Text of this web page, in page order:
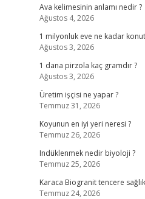
Ava kelimesinin anlamı nedir ?
Ağustos 4, 2026
1 milyonluk eve ne kadar
Ağustos 3, 2026
1 dana pirzola kaç gramdır ?
Ağustos 3, 2026
Üretim işçisi ne yapar ?
Temmuz 31, 2026
Koyunun en iyi yeri neresi ?
Temmuz 26, 2026
Indüklenmek nedir biyoloji ?
Temmuz 25, 2026
Karaca Biogranit tencere
Temmuz 24, 2026